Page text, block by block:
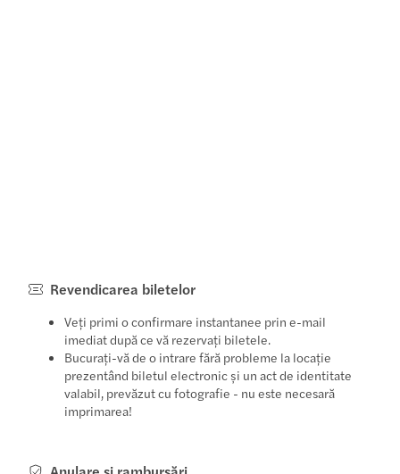
Revendicarea biletelor
Veți primi o confirmare instantanee prin e-mail
imediat după ce vă rezervați biletele.
Bucurați-vă de o intrare fără probleme la locație
prezentând biletul electronic și un act de identitate
valabil, prevăzut cu fotografie - nu este necesară
imprimarea!